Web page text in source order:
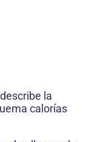
la
calorías